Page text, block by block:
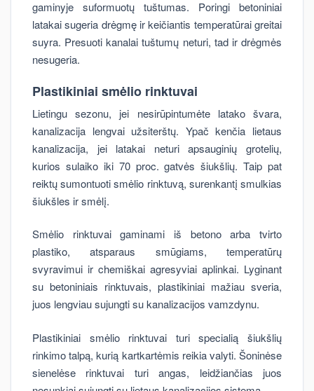
gaminyje suformuotų tuštumas. Poringi betoniniai
latakai sugeria drėgmę ir keičiantis temperatūrai greitai
suyra. Presuoti kanalai tuštumų neturi, tad ir drėgmės
nesugeria.
Plastikiniai smėlio rinktuvai
Lietingu sezonu, jei nesirūpintumėte latako švara,
kanalizacija lengvai užsiterštų. Ypač kenčia lietaus
kanalizacija, jei latakai neturi apsauginių grotelių,
kurios sulaiko iki 70 proc. gatvės šiukšlių. Taip pat
reiktų sumontuoti smėlio rinktuvą, surenkantį smulkias
šiukšles ir smėlį.
Smėlio rinktuvai gaminami iš betono arba tvirto
plastiko, atsparaus smūgiams, temperatūrų
svyravimui ir chemiškai agresyviai aplinkai. Lyginant
su betoniniais rinktuvais, plastikiniai mažiau sveria,
juos lengviau sujungti su kanalizacijos vamzdynu.
Plastikiniai smėlio rinktuvai turi specialią šiukšlių
rinkimo talpą, kurią kartkartėmis reikia valyti. Šoninėse
sienelėse rinktuvai turi angas, leidžiančias juos